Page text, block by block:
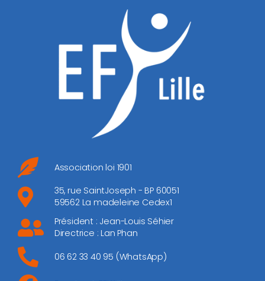
Association loi 1901
35, rue SaintJoseph - BP 60051
59562 La madeleine Cedex1
Président : Jean-Louis Séhier
Directrice : Lan Phan
06 62 33 40 95 (WhatsApp)